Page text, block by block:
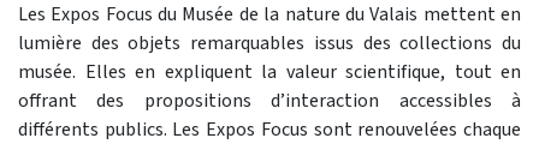
Les Expos Focus du Musée de la nature du Valais mettent en
lumière des objets remarquables issus des collections du
musée. Elles en expliquent la valeur scientifique, tout en
offrant des propositions d’interaction accessibles à
différents publics. Les Expos Focus sont renouvelées chaque